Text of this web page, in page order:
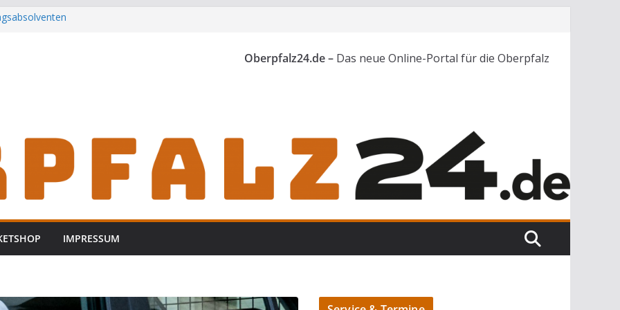
Oberpfalz24.de – Das neue Online-Portal für die Oberpfalz
IMPRESSUM